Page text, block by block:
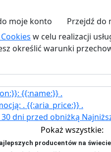
moje konto Przejdź do
w celu realizacji
określić warunki
{{:name:}} .
. {{:aria_price:}} .
dni przed obniżką
Pokaż wszystkie:
producentów na